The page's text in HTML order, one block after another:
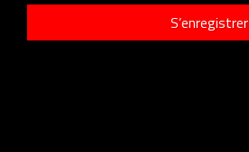
S’enregistrer